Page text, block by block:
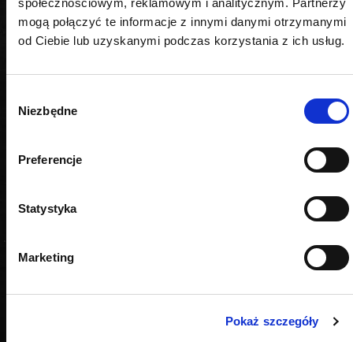
mogą połączyć te informacje z innymi danymi otrzymanymi
od Ciebie lub uzyskanymi podczas korzystania z ich usług.
zgody
Niezbędne
Preferencje
Statystyka
Marketing
Pokaż szczegóły